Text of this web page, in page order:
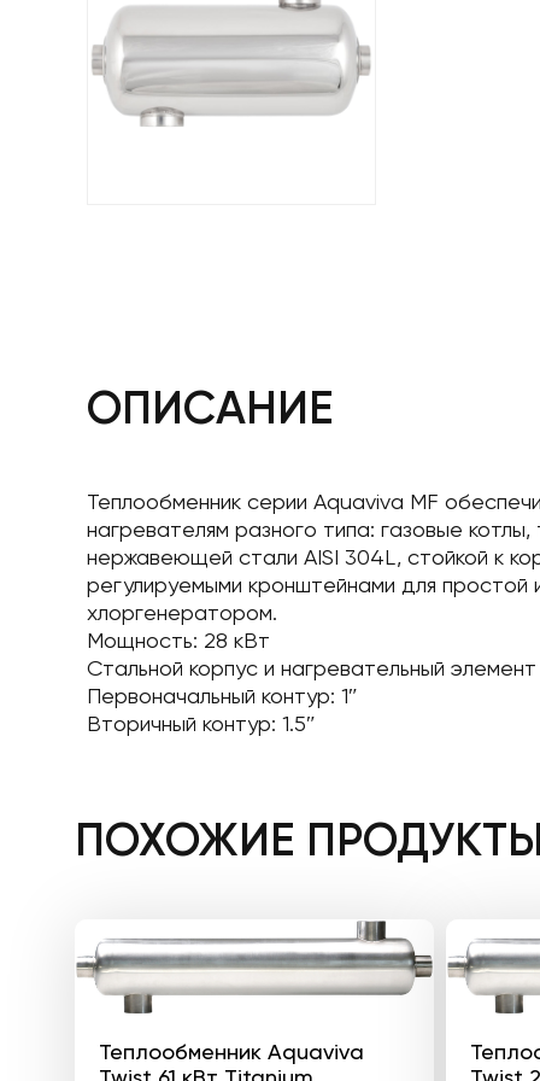
ОПИСАНИЕ
Теплообменник серии Aquaviva MF
нагревателям разного типа: газовые
нержавеющей стали AISI 304L, стойкой к
регулируемыми кронштейнами для
хлоргенератором.
Мощность: 28 кВт
Стальной корпус и нагревательный элемент
Первоначальный контур: 1″
Вторичный контур: 1.5″
ПОХОЖИЕ
Теплообменник Aquaviva